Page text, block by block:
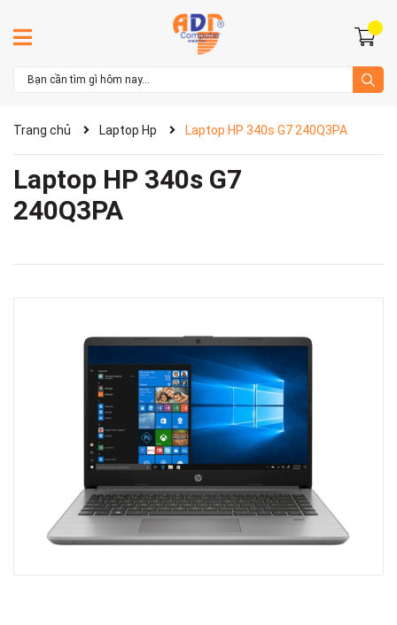
Trang chủ Laptop Hp Laptop HP 340s G7 240Q3PA
Laptop HP 340s G7
240Q3PA